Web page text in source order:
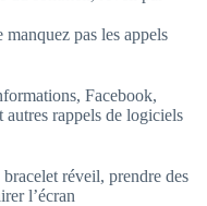
pas les appels
Facebook,
rappels de logiciels
réveil, prendre des
l’écran